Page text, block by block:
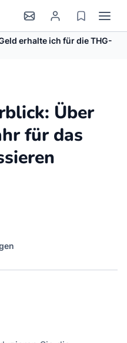
erhalte ich für die THG-
Über
für das